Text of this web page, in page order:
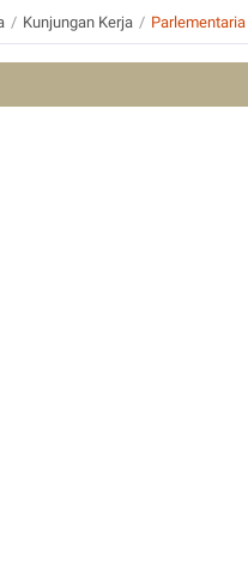
/ Kunjungan Kerja / Parlementaria